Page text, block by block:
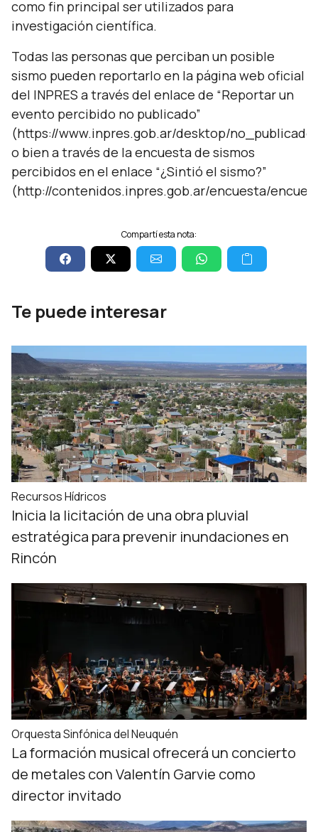
como fin principal ser utilizados para
investigación científica.
Todas las personas que perciban un posible
sismo pueden reportarlo en la página web oficial
del INPRES a través del enlace de “Reportar un
evento percibido no publicado”
(https://www.inpres.gob.ar/desktop/
o bien a través de la encuesta de sismos
percibidos en el enlace “¿Sintió el sismo?”
(http://contenidos.inpres.gob.ar/encuesta/
Compartí esta nota:
Te puede interesar
Recursos Hídricos
Inicia la licitación de una obra pluvial
estratégica para prevenir inundaciones en
Rincón
Orquesta Sinfónica del Neuquén
La formación musical ofrecerá un concierto
de metales con Valentín Garvie como
director invitado